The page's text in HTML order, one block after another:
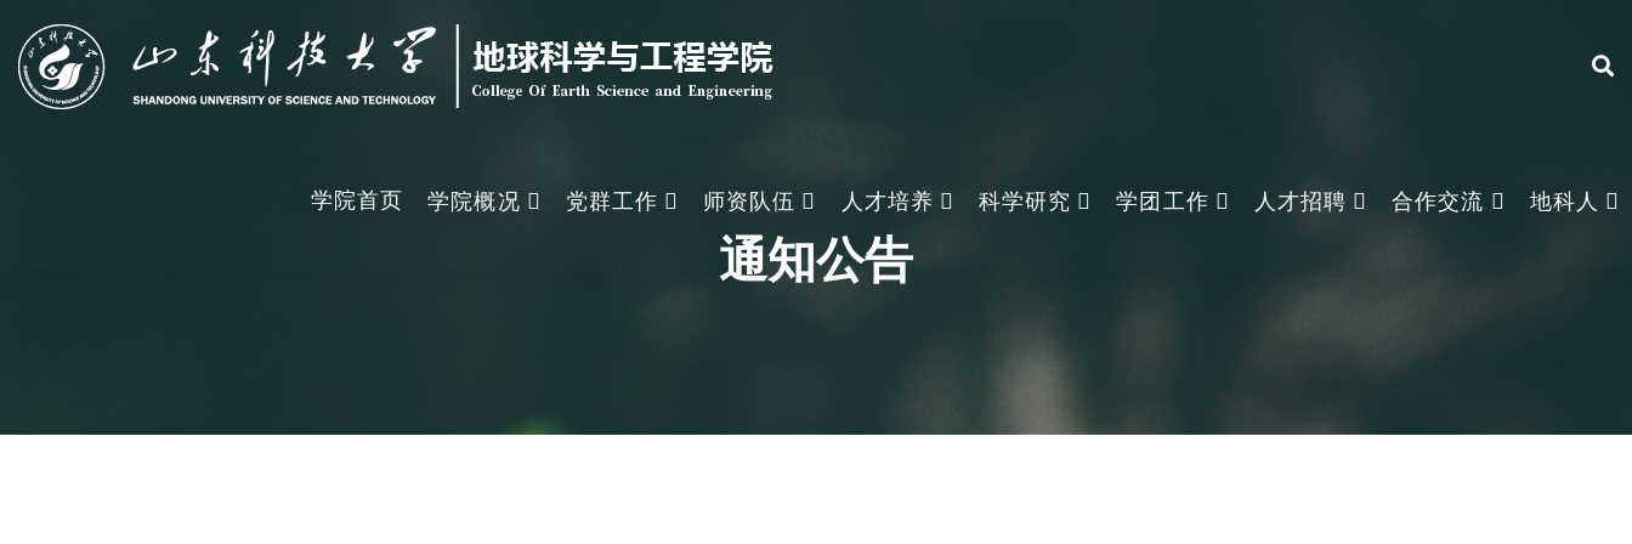
学院首页 学院概况 党群工作 师资队伍 人才培养 科学研究 学团工作 人才招聘 合作交流 地科人
通知公告